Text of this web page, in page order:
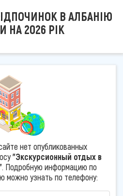
В АЛБАНІЮ
НА 2026 РІК
нет опубликованных
"Экскурсионный отдых в
. Подробную информацию по
можно узнать по телефону: